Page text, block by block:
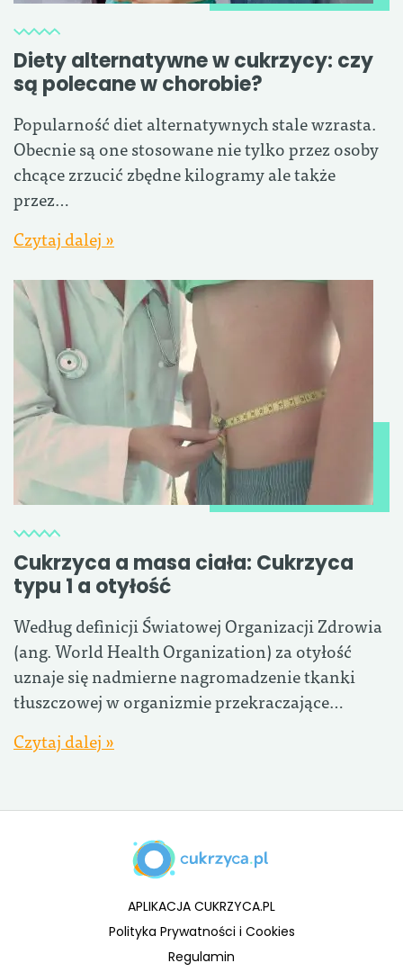
Diety alternatywne w cukrzycy: czy
są polecane w chorobie?
Popularność diet alternatywnych stale wzrasta.
Obecnie są one stosowane nie tylko przez osoby
chcące zrzucić zbędne kilogramy ale także
przez…
Czytaj dalej »
Cukrzyca a masa ciała: Cukrzyca
typu 1 a otyłość
Według definicji Światowej Organizacji Zdrowia
(ang. World Health Organization) za otyłość
uznaje się nadmierne nagromadzenie tkanki
tłuszczowej w organizmie przekraczające…
Czytaj dalej »
APLIKACJA CUKRZYCA.PL
Polityka Prywatności i Cookies
Regulamin